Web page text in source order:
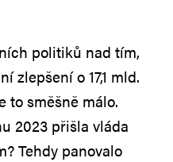
politiků nad tím,
zlepšení o 17,1 mld.
to směšně málo.
2023 přišla vláda
Tehdy panovalo